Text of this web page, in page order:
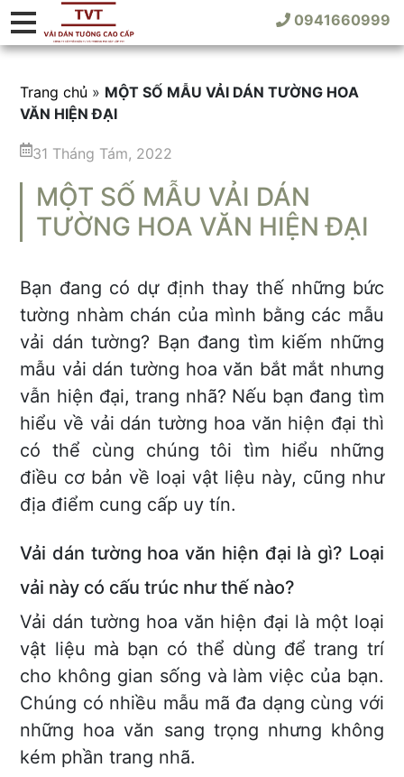
0941660999
Trang chủ » MỘT SỐ MẪU VẢI DÁN TƯỜNG HOA
VĂN HIỆN ĐẠI
31 Tháng Tám, 2022
MỘT SỐ MẪU VẢI DÁN
TƯỜNG HOA VĂN HIỆN ĐẠI
Bạn đang có dự định thay thế những bức
tường nhàm chán của mình bằng các mẫu
vải dán tường? Bạn đang tìm kiếm những
mẫu vải dán tường hoa văn bắt mắt nhưng
vẫn hiện đại, trang nhã? Nếu bạn đang tìm
hiểu về vải dán tường hoa văn hiện đại thì
có thể cùng chúng tôi tìm hiểu những
điều cơ bản về loại vật liệu này, cũng như
địa điểm cung cấp uy tín.
Vải dán tường hoa văn hiện đại là gì? Loại
vải này có cấu trúc như thế nào?
Vải dán tường hoa văn hiện đại là một loại
vật liệu mà bạn có thể dùng để trang trí
cho không gian sống và làm việc của bạn.
Chúng có nhiều mẫu mã đa dạng cùng với
những hoa văn sang trọng nhưng không
kém phần trang nhã.